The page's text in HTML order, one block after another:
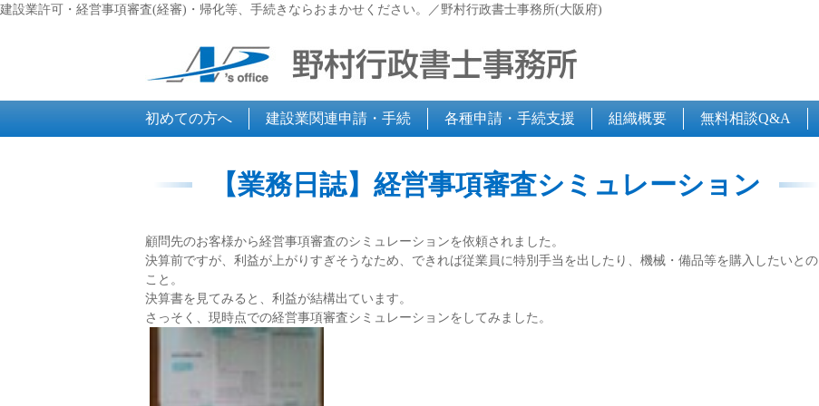
建設業許可・経営事項審査(経審)・帰化等、手続きならおまかせください。／野村行政書士事務所(大阪府)
初めての方へ 建設業関連申請・手続 各種申請・手続支援 組織概要 無料相談Q&A
【業務日誌】経営事項審査シミュレーション
顧問先のお客様から経営事項審査のシミュレーションを依頼されました。
決算前ですが、利益が上がりすぎそうなため、できれば従業員に特別手当を出したり、機械・備品等を購入したいとの
こと。
決算書を見てみると、利益が結構出ています。
さっそく、現時点での経営事項審査シミュレーションをしてみました。